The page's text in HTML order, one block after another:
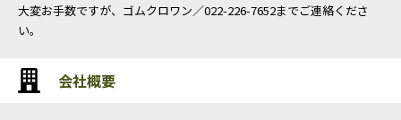
大変お手数ですが、ゴムクロワン／022-226-7652までご連絡くださ
い。
会社概要